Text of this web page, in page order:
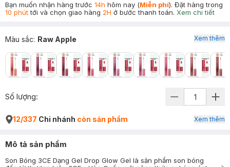
Bạn muốn nhận hàng trước 14h hôm nay (Miễn phí). Đặt hàng trong
10 phúttới và chọn giao hàng 2H ở bước thanh toán. Xem chi tiết
Màu sắc: Raw Apple Xem thêm
Số lượng:
12/337 Chi nhánh còn sản phẩm Xem thêm
Mô tả sản phẩm
Son Bóng 3CE Dạng Gel Drop Glow Gel là sản phẩm son bóng